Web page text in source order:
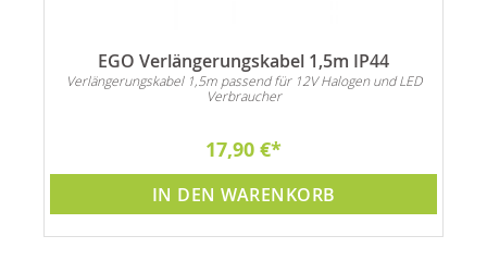
EGO Verlängerungskabel 1,5m IP44
Verlängerungskabel 1,5m passend für 12V Halogen und LED
Verbraucher
17,90 €
IN DEN WARENKORB